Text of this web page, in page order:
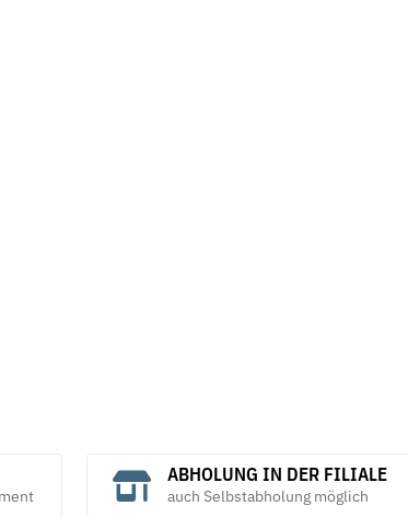
ABHOLUNG IN DER FILIALE
auch Selbstabholung möglich